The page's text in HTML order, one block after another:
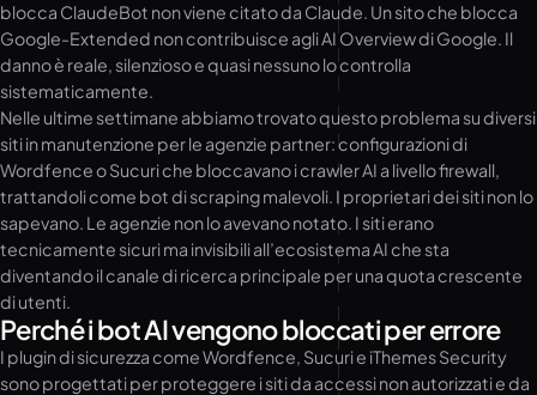
blocca ClaudeBot non viene citato da Claude. Un sito che blocca
Google-Extended non contribuisce agli AI Overview di Google. Il
danno è reale, silenzioso e quasi nessuno lo controlla
sistematicamente.
Nelle ultime settimane abbiamo trovato questo problema su diversi
siti in manutenzione per le agenzie partner: configurazioni di
Wordfence o Sucuri che bloccavano i crawler AI a livello firewall,
trattandoli come bot di scraping malevoli. I proprietari dei siti non lo
sapevano. Le agenzie non lo avevano notato. I siti erano
tecnicamente sicuri ma invisibili all’ecosistema AI che sta
diventando il canale di ricerca principale per una quota crescente
di utenti.
Perché i bot AI vengono bloccati per errore
I plugin di sicurezza come Wordfence, Sucuri e iThemes Security
sono progettati per proteggere i siti da accessi non autorizzati e da